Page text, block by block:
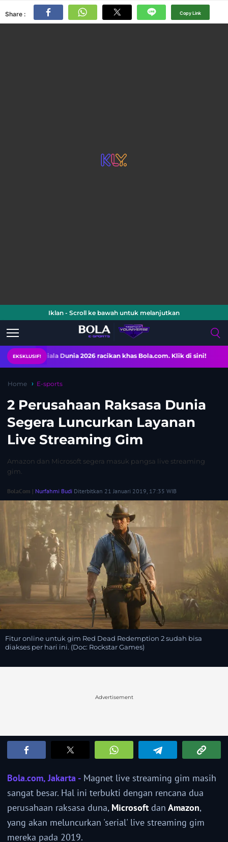
Share : Copy Link
Iklan - Scroll ke bawah untuk melanjutkan
EKSKLUSIF!
Dunia 2026 racikan khas Bola.com. Klik di sini!
Home E-sports
2 Perusahaan Raksasa Dunia
Segera Luncurkan Layanan
Live Streaming Gim
Amazon dan Microsoft segera masuk pangsa live streaming
gim.
BolaCom | Nurfahmi Budi Diterbitkan 21 Januari 2019, 17:35 WIB
Fitur online untuk gim Red Dead Redemption 2 sudah bisa
diakses per hari ini. (Doc: Rockstar Games)
Advertisement
Bola.com, Jakarta - Magnet live streaming gim masih
sangat besar. Hal ini terbukti dengan rencana dua
perusahaan raksasa duna, Microsoft dan Amazon,
yang akan meluncurkan 'serial' live streaming gim
mereka pada 2019.